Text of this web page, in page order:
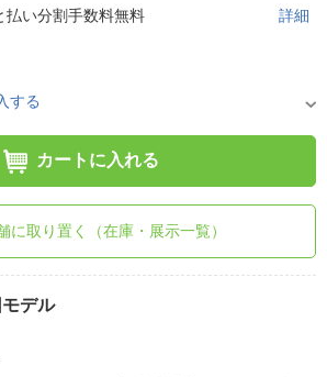
払い分割手数料無料 詳細
する
カートに入れる
に取り置く（在庫・展示一覧）
デル